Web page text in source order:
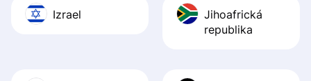
Izrael
Jihoafrická
republika